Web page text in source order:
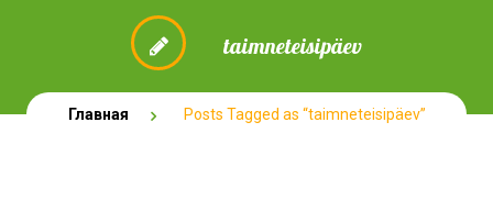
taimneteisipäev
Главная Posts Tagged as “taimneteisipäev”